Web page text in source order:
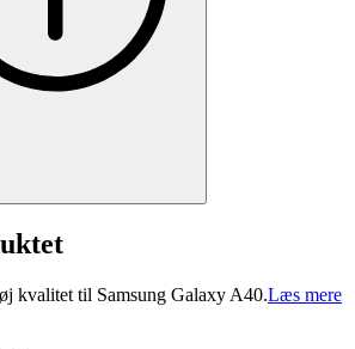
kvalitet til Samsung Galaxy A40.Læs mere